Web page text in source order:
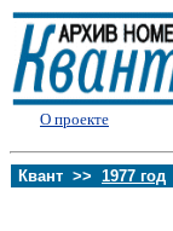
О проекте
Квант >> 1977 год